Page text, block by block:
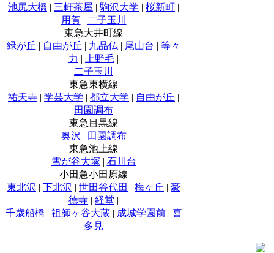
池尻大橋 | 三軒茶屋 | 駒沢大学 | 桜新町 |
用賀 | 二子玉川
東急大井町線
緑が丘 | 自由が丘 | 九品仏 | 尾山台 | 等々
力 | 上野毛 |
二子玉川
東急東横線
祐天寺 | 学芸大学 | 都立大学 | 自由が丘 |
田園調布
東急目黒線
奥沢 | 田園調布
東急池上線
雪が谷大塚 | 石川台
小田急小田原線
東北沢 | 下北沢 | 世田谷代田 | 梅ヶ丘 | 豪
徳寺 | 経堂 |
千歳船橋 | 祖師ヶ谷大蔵| 成城学園前| 喜
多見